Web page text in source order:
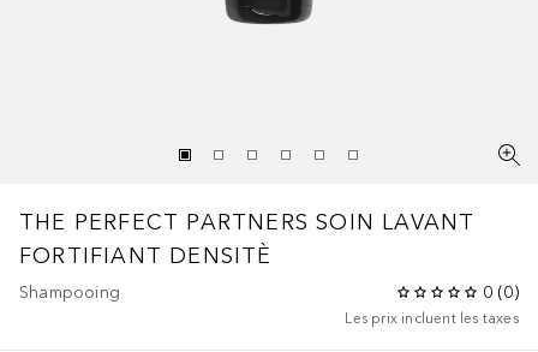
THE PERFECT PARTNERS SOIN LAVANT
FORTIFIANT DENSITÈ
Shampooing 0 (0)
Les prix incluent les taxes